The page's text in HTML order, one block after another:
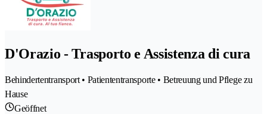
D'Orazio - Trasporto e Assistenza di cura
Behindertentransport • Patiententransporte • Betreuung und Pflege zu
Hause
Geöffnet